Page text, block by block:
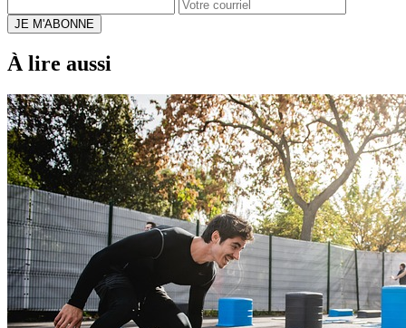
JE M'ABONNE
À lire aussi